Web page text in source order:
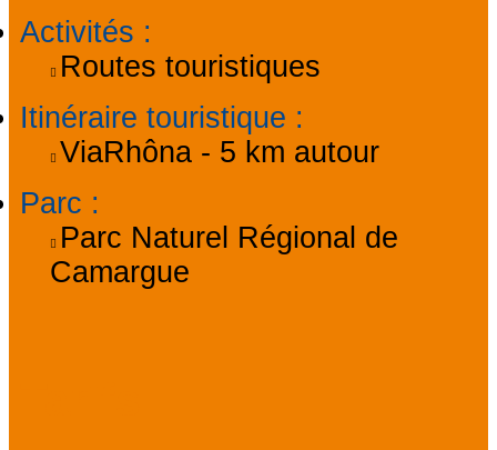
Activités :
Routes touristiques
Itinéraire touristique :
ViaRhôna - 5 km autour
Parc :
Parc Naturel Régional de
Camargue